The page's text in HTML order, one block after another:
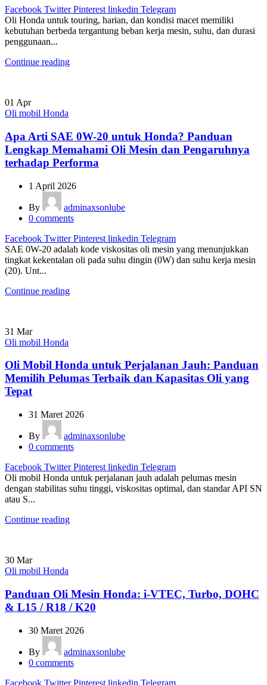
Facebook Twitter Pinterest linkedin Telegram
Oli Honda untuk touring, harian, dan kondisi macet memiliki
kebutuhan berbeda tergantung beban kerja mesin, suhu, dan durasi
penggunaan...
Continue reading
01 Apr
Oli mobil Honda
Apa Arti SAE 0W-20 untuk Honda? Panduan
Lengkap Memahami Oli Mesin dan Pengaruhnya
terhadap Performa
1 April 2026
By
adminaxsonlube
0 comments
Facebook Twitter Pinterest linkedin Telegram
SAE 0W-20 adalah kode viskositas oli mesin yang menunjukkan
tingkat kekentalan oli pada suhu dingin (0W) dan suhu kerja mesin
(20). Unt...
Continue reading
31 Mar
Oli mobil Honda
Oli Mobil Honda untuk Perjalanan Jauh: Panduan
Memilih Pelumas Terbaik dan Kapasitas Oli yang
Tepat
31 Maret 2026
By
adminaxsonlube
0 comments
Facebook Twitter Pinterest linkedin Telegram
Oli mobil Honda untuk perjalanan jauh adalah pelumas mesin
dengan stabilitas suhu tinggi, viskositas optimal, dan standar API SN
atau S...
Continue reading
30 Mar
Oli mobil Honda
Panduan Oli Mesin Honda: i-VTEC, Turbo, DOHC
& L15 / R18 / K20
30 Maret 2026
By
adminaxsonlube
0 comments
Facebook Twitter Pinterest linkedin Telegram